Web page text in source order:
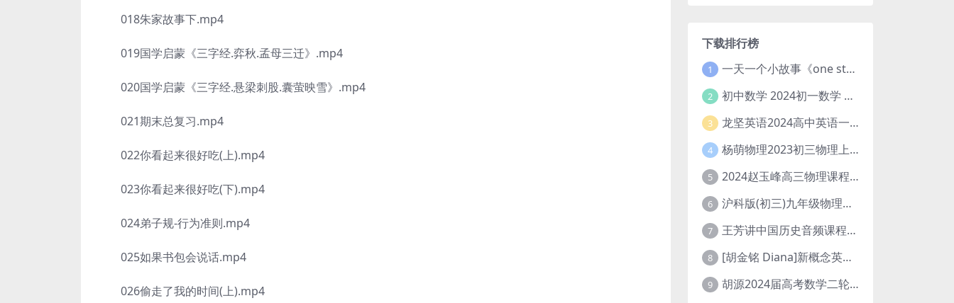
018朱家故事下.mp4
019国学启蒙《三字经.弈秋.孟母三迁》.mp4
020国学启蒙《三字经.悬梁刺股.囊萤映雪》.mp4
021期末总复习.mp4
022你看起来很好吃(上).mp4
023你看起来很好吃(下).mp4
024弟子规-行为准则.mp4
025如果书包会说话.mp4
026偷走了我的时间(上).mp4
下载排行榜
1 一天一个小故事《one story a day》初中版 百度网盘分享下载
2 初中数学 2024初一数学 朱韬数学 S班春季下 A+班春季下 百度云网盘
3 龙坚英语2024高中英语一轮系统班(全国卷+北京卷)
4 杨萌物理2023初三物理上秋季A+班(视频+讲义) 百度网盘分享
5 2024赵玉峰高三物理课程24年高考物理一轮复习网课教程
6 沪科版(初三)九年级物理全一册网课教学视频全集(录播版 杜春雨 66讲)
7 王芳讲中国历史音频课程全集(上下五千年)
8 [胡金铭 Diana]新概念英语第1册教学视频课程(全集 百度网盘下载)
9 胡源2024届高考数学二轮寒假春季精讲 百度网盘分享